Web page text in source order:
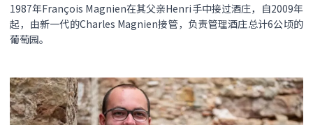
1987年François Magnien在其父亲Henri手中接过酒庄，自2009年
起，由新一代的Charles Magnien接管，负责管理酒庄总计6公顷的
葡萄园。